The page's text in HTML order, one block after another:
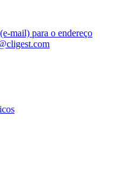
mail) para o endereço